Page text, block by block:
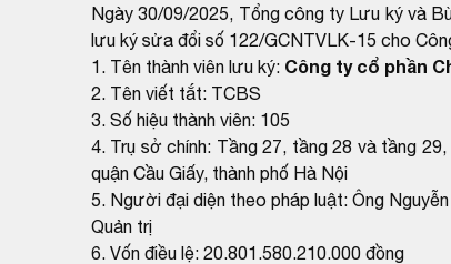
Ngày 30/09/2025, Tổng công ty Lưu ký và
lưu ký sửa đổi số 122/GCNTVLK-15 cho
1. Tên thành viên lưu ký: Công ty cổ phần
2. Tên viết tắt: TCBS
3. Số hiệu thành viên: 105
4. Trụ sở chính: Tầng 27, tầng 28 và tầng
quận Cầu Giấy, thành phố Hà Nội
5. Người đại diện theo pháp luật: Ông
Quản trị
6. Vốn điều lệ: 20.801.580.210.000 đồng